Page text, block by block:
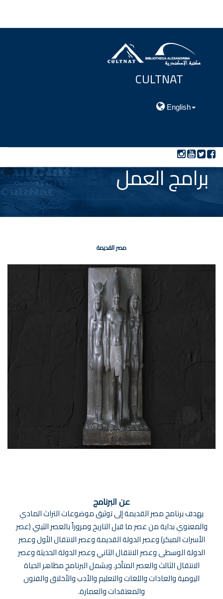
CULTNAT
English
برامج العمل
مصر القديمة
عن البرنامج
يهدف برنامج مصر القديمة إلى توثيق موضوعات التراث المادي
والمعنوي بداية من عصر ما قبل التاريخ ومروراً بالعصر الثيني (عصر
الأسرات المبكر) وعصر الدولة القديمة وعصر الانتقال الأول وعصر
الدولة الوسطى وعصر الانتقال الثاني وعصر الدولة الحديثة وعصر
الانتقال الثالث والعصر المتأخر. ويشمل البرنامج مظاهر الحياة
اليومية والعادات واللغات والتعليم والأدب والأخلاق والفنون
والمعتقدات والعمارة.